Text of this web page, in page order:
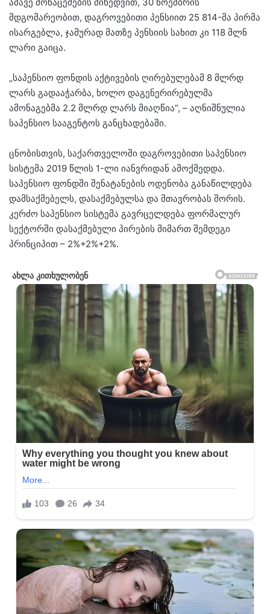
მდგომარეობით, დაგროვებითი პენსიით 25 814-მა პირმა
ისარგებლა, ჯამურად მათზე პენსიის სახით კი 118 მლნ
ლარი გაიცა.
„საპენსიო ფონდის აქტივების ღირებულებამ 8 მლრდ
ლარს გადააჭარბა, ხოლო დაგენერირებულმა
ამონაგებმა 2.2 მლრდ ლარს მიაღწია“, – აღნიშნულია
საპენსიო სააგენტოს განცხადებაში.
ცნობისთვის, საქართველოში დაგროვებითი საპენსიო
სისტემა 2019 წლის 1-ლი იანვრიდან ამოქმედდა.
საპენსიო ფონდში შენატანების ოდენობა განაწილდება
დამსაქმებელს, დასაქმებულსა და მთავრობას შორის.
კერძო საპენსიო სისტემა გავრცელდება ფორმალურ
სექტორში დასაქმებული პირების მიმართ შემდეგი
პრინციპით – 2%+2%+2%.